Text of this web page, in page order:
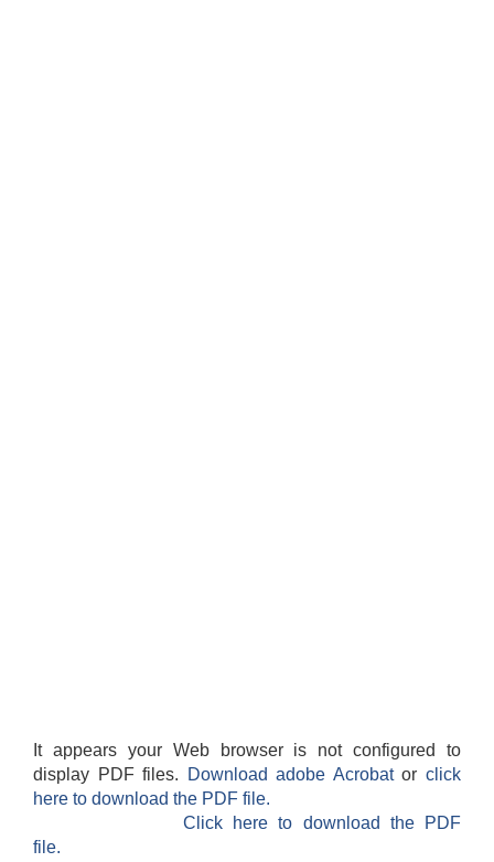
It appears your Web browser is not configured to
display PDF files.
Download adobe Acrobatorclick
here to download the PDF file.
Click here to download the PDF
file.